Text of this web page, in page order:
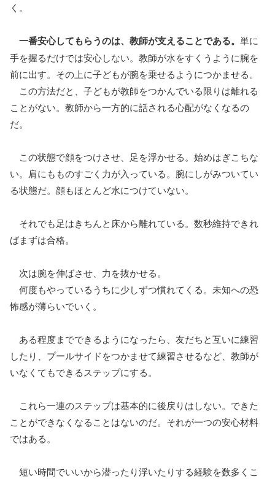
く。
一番安心してもらうのは、教師が支えることである。 単に
手を握るだけでは安心しない。教師が水をすくうように腕を
前に出す。その上に子どもが腕を乗せるようにつかませる。
この方法だと、子どもが教師をつかんでいる限りは離れる
ことがない。教師から一方的に話される心配がなくなるの
だ。
この状態で顔をつけさせ、足を浮かせる。始めはぎこちな
い。肩にもものすごく力が入っている。腕にしがみついてい
る状態だ。顔もほとんど水につけていない。
それでも足はきちんと床から離れている。数秒維持できれ
ばまずは合格。
次は腕を伸ばさせ、力を抜かせる。
何度もやっているうちに少しずつ慣れてくる。未知への恐
怖感が薄らいでいく。
ある程度までできるようになったら、友だちと互いに練習
したり、プールサイドをつかませて練習させるなど、教師が
いなくてもできるステップにする。
これら一連のステップは基本的に後戻りはしない。できた
ことができなくなることはないのだ。それが一つの安心材料
ではある。
短い時間でいいから潜ったり浮いたりする経験を数多くこ